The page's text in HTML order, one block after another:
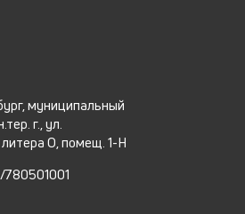
муниципальный
г., ул.
О, помещ. 1-Н